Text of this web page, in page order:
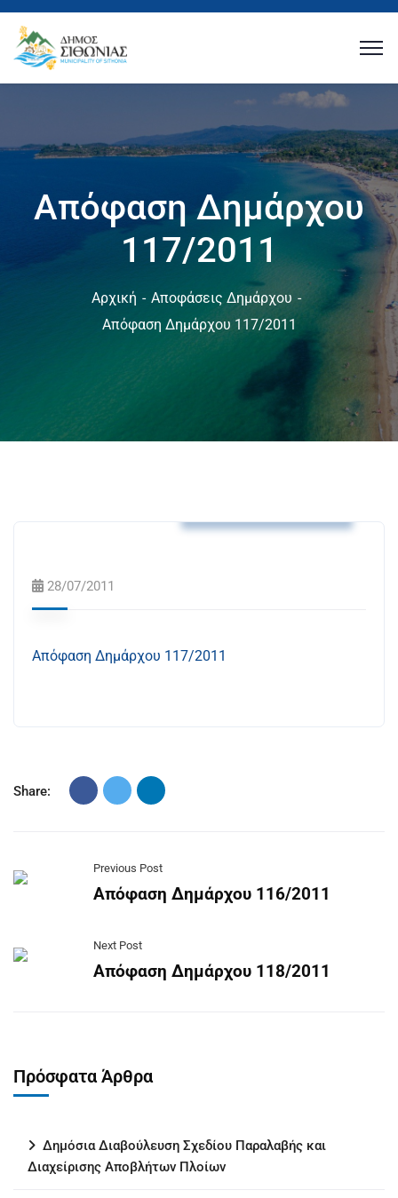
Απόφαση Δημάρχου
117/2011
Αρχική
Αποφάσεις Δημάρχου
Απόφαση Δημάρχου 117/2011
28/07/2011
Απόφαση Δημάρχου 117/2011
Share:
Previous Post
Απόφαση Δημάρχου 116/2011
Next Post
Απόφαση Δημάρχου 118/2011
Πρόσφατα Άρθρα
Δημόσια Διαβούλευση Σχεδίου Παραλαβής και
Διαχείρισης Αποβλήτων Πλοίων